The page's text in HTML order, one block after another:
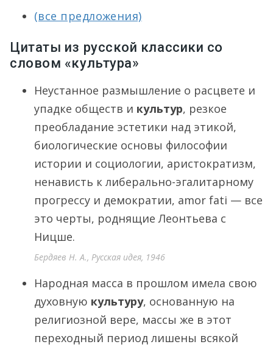
(все предложения)
Цитаты из русской классики со
словом «культура»
Неустанное размышление о расцвете и
упадке обществ и культур, резкое
преобладание эстетики над этикой,
биологические основы философии
истории и социологии, аристократизм,
ненависть к либерально-эгалитарному
прогрессу и демократии, amor fati — все
это черты, роднящие Леонтьева с
Ницше.
Бердяев Н. А., Русская идея, 1946
Народная масса в прошлом имела свою
духовную культуру, основанную на
религиозной вере, массы же в этот
переходный период лишены всякой